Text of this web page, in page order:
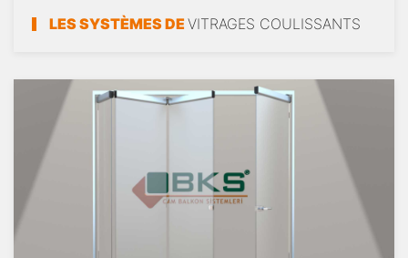
LES SYSTÈMES DEVITRAGES COULISSANTS